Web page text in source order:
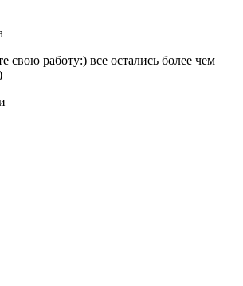
свою работу:) все остались более чем